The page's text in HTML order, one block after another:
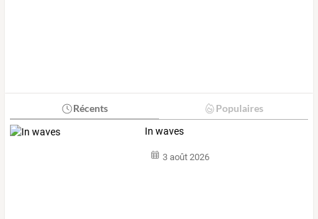
Récents Populaires
In waves
3 août 2026